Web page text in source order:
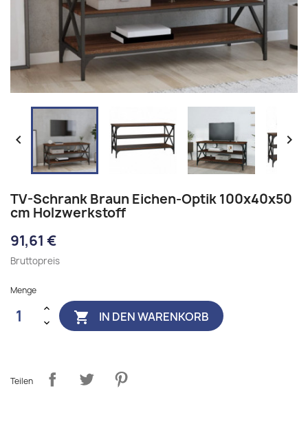
 
TV-Schrank Braun Eichen-Optik 100x40x50
cm Holzwerkstoff
91,61 €
Bruttopreis
Menge
 IN DEN WARENKORB
Teilen